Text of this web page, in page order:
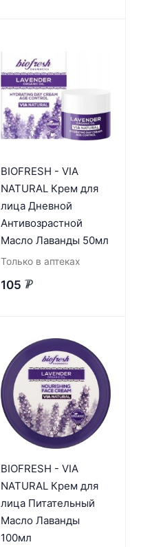
BIOFRESH - VIA
NATURAL Крем для
лица Дневной
Антивозрастной
Масло Лаванды 50мл
Только в аптеках
105 ₽
BIOFRESH - VIA
NATURAL Крем для
лица Питательный
Масло Лаванды
100мл